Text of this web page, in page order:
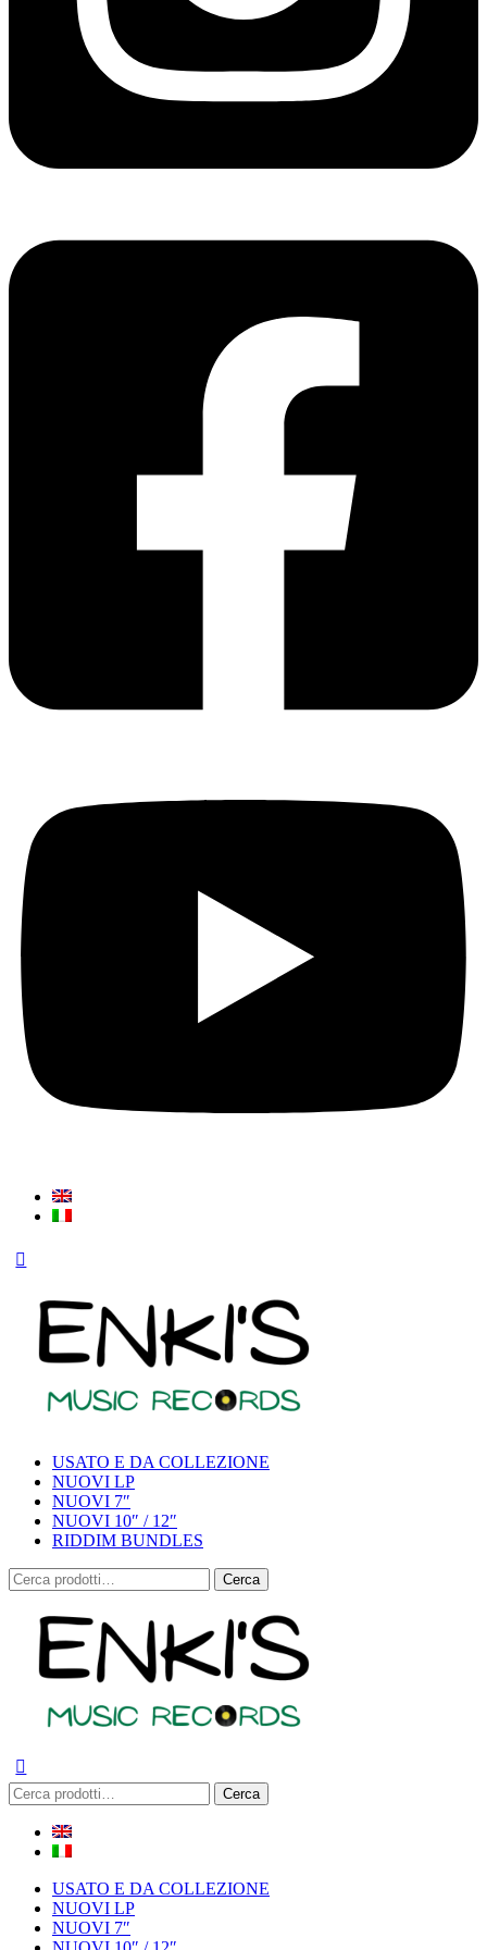
USATO E DA COLLEZIONE
NUOVI LP
NUOVI 7″
NUOVI 10″ / 12″
RIDDIM BUNDLES
Cerca:
Cerca
Cerca: Cerca
USATO E DA COLLEZIONE
NUOVI LP
NUOVI 7″